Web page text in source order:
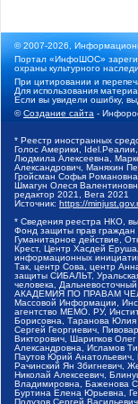
© 2007-2026,
Портал «ИнфоШОС»
охраны культурного
При цитировании и
Для использования
Если вы увидели ошибку,
©Создание сайта -
* Реестр иностранных
Голос Америки,
Людмила Алексеевна,
Александрович, Маняхин
Гройсман Софья
Шмагун Олеся
редактор 2021, Вега 2021
Источник: https://
* Сведения реестра НКО,
Фонд защиты прав
Гуманитарное действие,
Крест, Центр Хасдей
информационных
Так, центр Сова, центр
защиты СИБАЛЬТ,
человека,
АКАДЕМИЯ ПО ПРАВАМ
Массовой Информации,
агентство МЕМО. РУ,
Борисовна, Таранова Юлия
Сергей Георгиевич,
Викторович, Шарипков
Александровна, Исламов
Паутов Юрий Анатольевич,
Рачинский Ян Збигневич,
Николай Алексеевич,
Владимировна, Баженова
Буртина Елена Юрьевна,
Подузов Сергей